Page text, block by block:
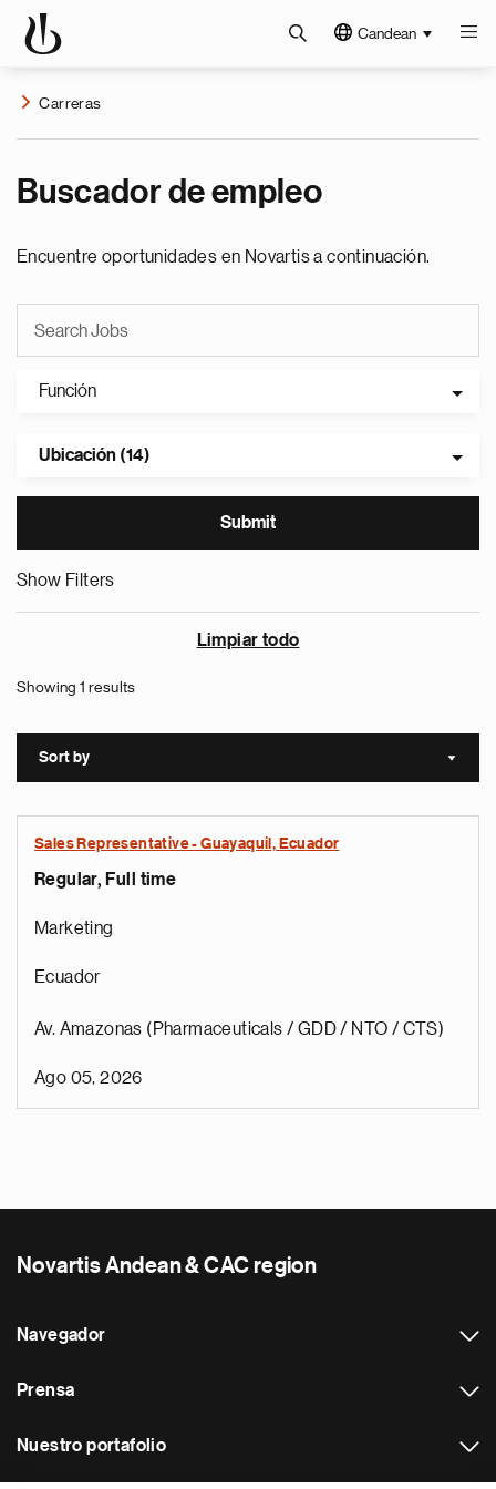
Candean
Carreras
Buscador de empleo
Encuentre oportunidades en Novartis a continuación.
Función
Ubicación (14)
Show Filters
Limpiar todo
Showing 1 results
Sort by Sort
Sales Representative - Guayaquil, Ecuador
Regular, Full time
Marketing
Ecuador
Av. Amazonas (Pharmaceuticals / GDD / NTO / CTS)
Ago 05, 2026
Novartis Andean & CAC region
Navegador
Prensa
Nuestro portafolio